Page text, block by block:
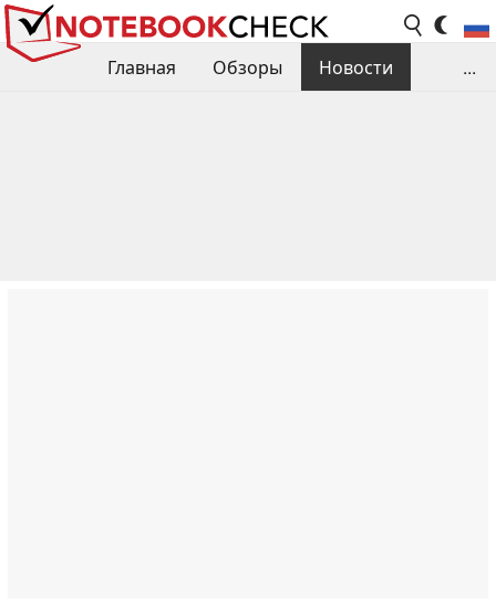
Главная Обзоры
Новости
...